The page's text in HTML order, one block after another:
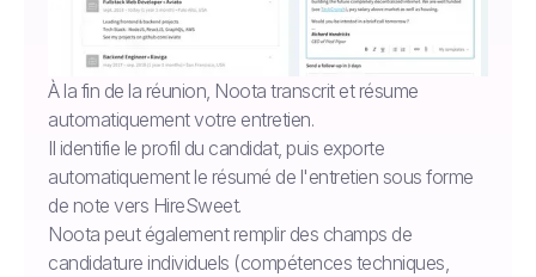
À la fin de la réunion, Noota transcrit et résume
automatiquement votre entretien.
Il identifie le profil du candidat, puis exporte
automatiquement le résumé de l'entretien sous forme
de note vers HireSweet.
Noota peut également remplir des champs de
candidature individuels (compétences techniques,